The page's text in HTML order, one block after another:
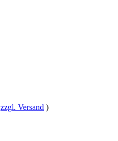
zzgl. Versand )